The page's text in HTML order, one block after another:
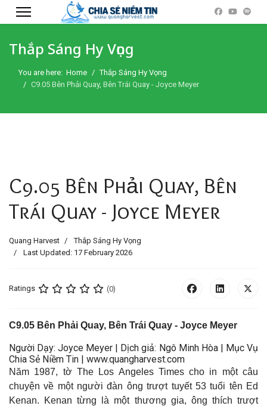
Thắp Sáng Hy Vọng
You are here: Home
Thắp Sáng Hy Vọng
C9.05 Bên Phải Quay, Bên Trái Quay - Joyce Meyer
C9.05 Bên Phải Quay, Bên
Trái Quay - Joyce Meyer
Quang Harvest
Thắp Sáng Hy Vọng
Last Updated: 17 February 2026
Ratings (0)
C9.05 Bên Phải Quay, Bên Trái Quay - Joyce Meyer
Người Dạy: Joyce Meyer | Dịch giả: Ngô Minh Hòa | Mục Vụ
Chia Sẻ Niềm Tin | www.quangharvest.com
Năm 1987, tờ The Los Angeles Times cho in một câu
chuyện về một người đàn ông trượt tuyết 53 tuổi tên Ed
Kenan. Kenan từng là một thương gia, ông thích trượt